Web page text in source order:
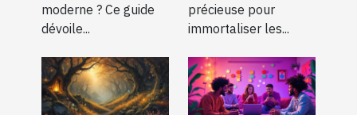
moderne ? Ce guide
dévoile...
précieuse pour
immortaliser les...